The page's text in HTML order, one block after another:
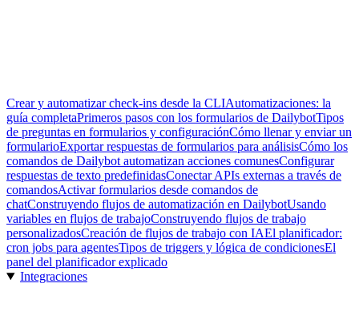
Crear y automatizar check-ins desde la CLIAutomatizaciones: la
guía completaPrimeros pasos con los formularios de DailybotTipos
de preguntas en formularios y configuraciónCómo llenar y enviar un
formularioExportar respuestas de formularios para análisisCómo los
comandos de Dailybot automatizan acciones comunesConfigurar
respuestas de texto predefinidasConectar APIs externas a través de
comandosActivar formularios desde comandos de
chatConstruyendo flujos de automatización en DailybotUsando
variables en flujos de trabajoConstruyendo flujos de trabajo
personalizadosCreación de flujos de trabajo con IAEl planificador:
cron jobs para agentesTipos de triggers y lógica de condicionesEl
panel del planificador explicado
Integraciones